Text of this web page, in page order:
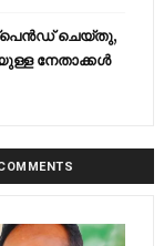
ചെയ്തു,
നേതാക്കൾ